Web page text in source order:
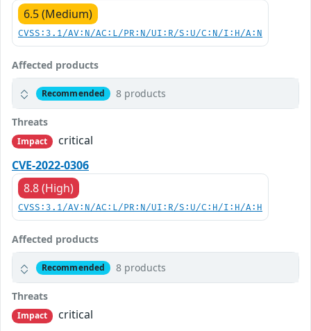
6.5 (Medium)
CVSS:3.1/AV:N/AC:L/PR:N/UI:R/S:U/C:N/I:H/A:N
Affected products
Recommended 8 products
Threats
Impact
critical
CVE-2022-0306
8.8 (High)
CVSS:3.1/AV:N/AC:L/PR:N/UI:R/S:U/C:H/I:H/A:H
Affected products
Recommended 8 products
Threats
Impact
critical